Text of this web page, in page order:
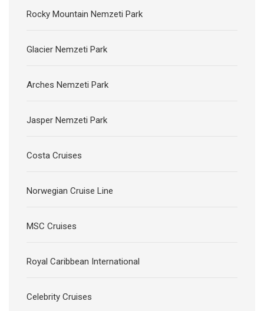
Rocky Mountain Nemzeti Park
Glacier Nemzeti Park
Arches Nemzeti Park
Jasper Nemzeti Park
Costa Cruises
Norwegian Cruise Line
MSC Cruises
Royal Caribbean International
Celebrity Cruises